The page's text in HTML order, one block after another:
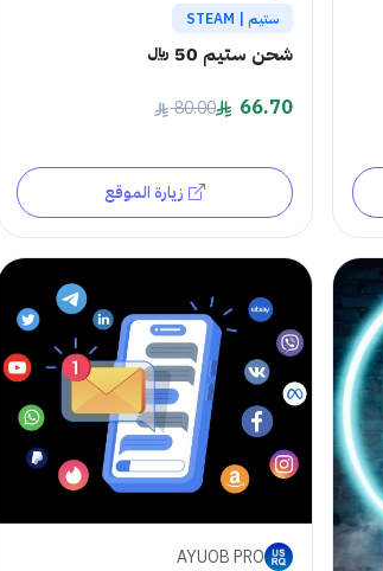
ستيم | STEAM
شحن ستيم 50 ﷼
66.70
80.00
زيارة الموقع
AYUOB PRO